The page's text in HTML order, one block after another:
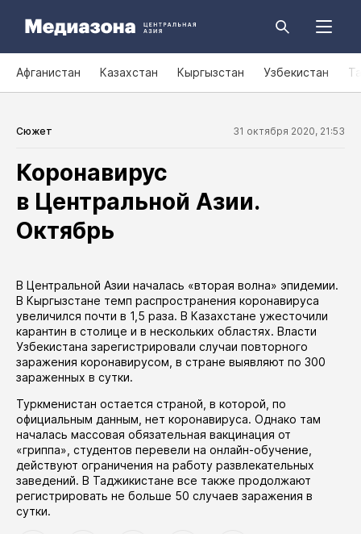
Афганистан Казахстан Кыргызстан Узбекистан
Сюжет 31 октября 2020, 21:53
Коронавирус
в Центральной Азии.
Октябрь
В Центральной Азии началась «вторая волна» эпидемии.
В Кыргызстане темп распространения коронавируса
увеличился почти в 1,5 раза. В Казахстане ужесточили
карантин в столице и в нескольких областях. Власти
Узбекистана зарегистрировали случаи повторного
заражения коронавирусом, в стране выявляют по 300
зараженных в сутки.
Туркменистан остается страной, в которой, по
официальным данным, нет коронавируса. Однако там
началась массовая обязательная вакцинация от
«гриппа», студентов перевели на онлайн-обучение,
действуют ограничения на работу развлекательных
заведений. В Таджикистане все также продолжают
регистрировать не больше 50 случаев заражения в
сутки.